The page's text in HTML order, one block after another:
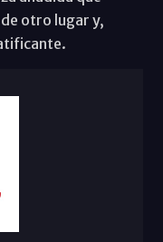
otro lugar y,